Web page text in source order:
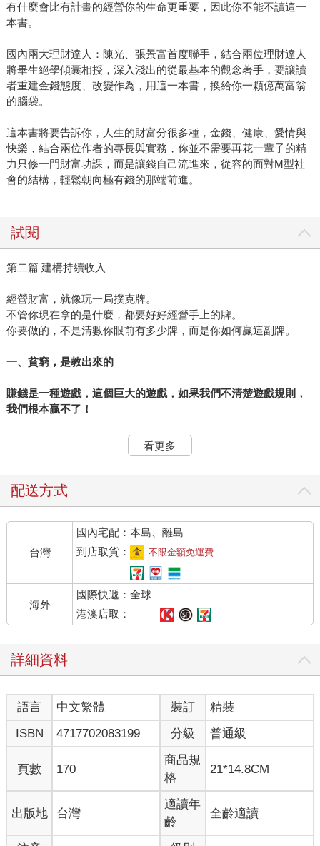
有什麼會比有計畫的經營你的生命更重要，因此你不能不讀這一
本書。
國內兩大理財達人：陳光、張景富首度聯手，結合兩位理財達人
將畢生絕學傾囊相授，深入淺出的從最基本的觀念著手，要讓讀
者重建金錢態度、改變作為，用這一本書，換給你一顆億萬富翁
的腦袋。
這本書將要告訴你，人生的財富分很多種，金錢、健康、愛情與
快樂，結合兩位作者的專長與實務，你並不需要再花一輩子的精
力只修一門財富功課，而是讓錢自己流進來，從容的面對M型社
會的結構，輕鬆朝向極有錢的那端前進。
試閱
第二篇 建構持續收入
經營財富，就像玩一局撲克牌。
不管你現在拿的是什麼，都要好好經營手上的牌。
你要做的，不是清數你眼前有多少牌，而是你如何贏這副牌。
一、貧窮，是教出來的
賺錢是一種遊戲，這個巨大的遊戲，如果我們不清楚遊戲規則，
我們根本贏不了！
巴菲特說：「如果你玩撲克牌遊戲，經過二十分鐘還不知道誰是
凱子，那麼凱子就是你。」賺錢是一種遊戲，這個巨大的遊戲，
會遺傳的。從小養成舒適型的消費，是讓貧者越貧窮的最大原
很少教孩子理財知識，學校的課程也很少設計（通常老師自己不
知道），每個人自己摸索一輩子。長期時間與資產的耗置，因此
拖垮一生，也連累好幾代的命運與未來。
如果你看過富爸爸、窮爸爸這本書，你會發現，大多數E象限與S
象限的人，是因為聽信其它同象限人的建議，才會走不出貧窮。
賺錢是一種遊戲，大多數人不知道如何玩這個金錢遊戲；可是這
個巨大的遊戲，如果我們不清楚遊戲規則，我們根本贏不了！富
錢流入。窮人（E、S象限）與富人（B、I象限）思考與努力的方
式不同，完全依循兩個不同的遊戲規則。
財富是建立對物質的基本價值觀，教導孩子們如何存錢、花錢並
生財的過程。亞洲鄰近國家如日本，所實施的長子繼承制，以
「苦其心志，勞其筋骨」的方法，來教育下一代的「財富達
人」；德國最資深的投資銀行梅玆勒家族，談到富過三代的秘訣--
-「不讓小孩關進金鳥籠」，培養後代的方式採用最平民的生活模
式：走路或搭公車上學、讀最普通的學校、和同學一起玩耍、一
起生活、吃相同的食物….等。猶太人原本就有一套積極正面的財
富教育觀念，教導小孩正確的用錢方式。
看更多
配送方式
台灣
國內宅配：本島、離島
到店取貨：
不限金額免運費
海外
國際快遞：全球
港澳店取：
詳細資料
語言 中文繁體 裝訂
精裝
ISBN
4717702083199 分級 普通級
頁數 170
商品規
格
21*14.8CM
出版地 台灣
適讀年
齡
全齡適讀